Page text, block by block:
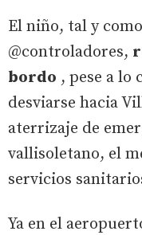
El niño, tal y
@controladores,
bordo , pese a lo
desviarse hacia
aterrizaje de
vallisoletano, el
servicios
Ya en el